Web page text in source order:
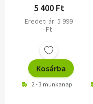
5 400 Ft
Eredeti ár: 5 999
Ft
Kosárba
2 - 3 munkanap